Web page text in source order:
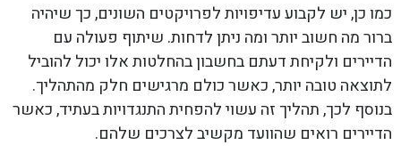
כמו כן, יש לקבוע עדיפויות לפרויקטים השונים, כך שיהיה
ברור מה חשוב יותר ומה ניתן לדחות. שיתוף פעולה עם
הדיירים ולקיחת דעתם בחשבון בהחלטות אלו יכול להוביל
לתוצאה טובה יותר, כאשר כולם מרגישים חלק מהתהליך.
בנוסף לכך, תהליך זה עשוי להפחית התנגדויות בעתיד, כאשר
הדיירים רואים שהוועד מקשיב לצרכים שלהם.